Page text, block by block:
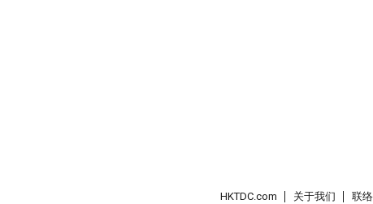
HKTDC.com 关于我们 联